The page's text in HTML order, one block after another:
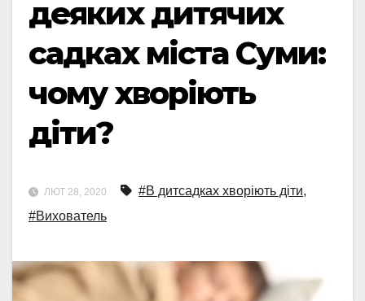
деяких дитячих
садках міста Суми:
чому хворіють
діти?
ЛЮТ 28, 2020 #В дитсадках хворіють діти,
#Вихователь